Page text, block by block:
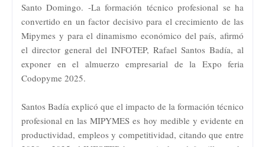
Santo Domingo. -La formación técnico profesional se ha
convertido en un factor decisivo para el crecimiento de las
Mipymes y para el dinamismo económico del país, afirmó
el director general del INFOTEP, Rafael Santos Badía, al
exponer en el almuerzo empresarial de la Expo feria
Codopyme 2025.
Santos Badía explicó que el impacto de la formación técnico
profesional en las MIPYMES es hoy medible y evidente en
productividad, empleos y competitividad, citando que entre